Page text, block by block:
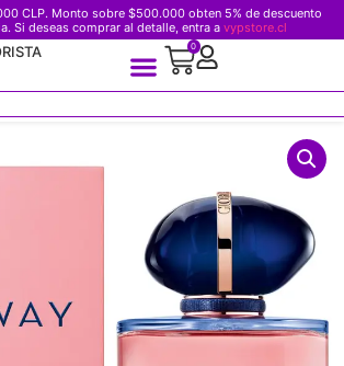
CLP. Monto sobre $500.000 obten 5% de descuento
Si deseas comprar al detalle, entra a vypstore.cl
0